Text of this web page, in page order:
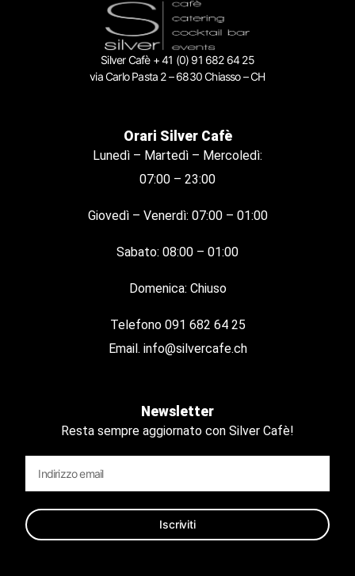
Silver Cafè + 41 (0) 91 682 64 25
via Carlo Pasta 2 – 6830 Chiasso – CH
Orari Silver Cafè
Lunedì – Martedì – Mercoledì:
07:00 – 23:00
Giovedì – Venerdì: 07:00 – 01:00
Sabato: 08:00 – 01:00
Domenica: Chiuso
Telefono 091 682 64 25
Email. info@silvercafe.ch
Newsletter
Resta sempre aggiornato con Silver Cafè!
Iscriviti